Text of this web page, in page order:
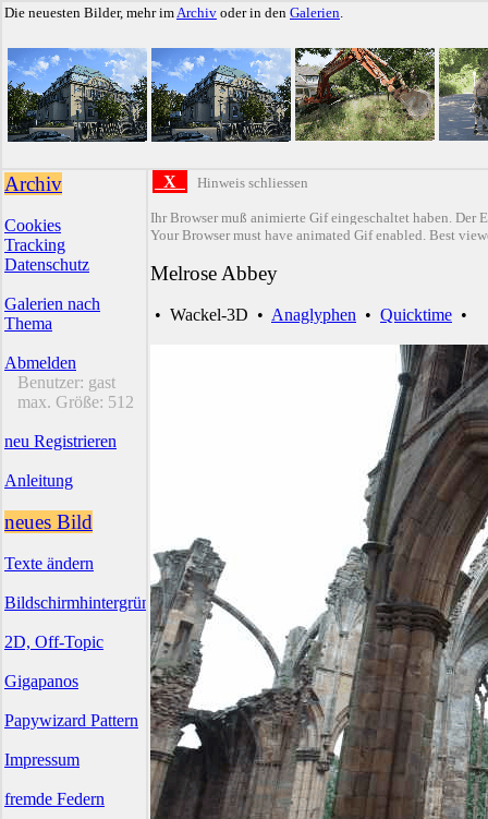
Die neuesten Bilder, mehr imArchiv oder in den Galerien.
Archiv
Cookies
Tracking
Datenschutz
Galerien nach
Thema
Abmelden
Benutzer: gast
max. Größe: 512
neu Registrieren
Anleitung
neues Bild
Texte ändern
Bildschirmhintergründe
2D, Off-Topic
Gigapanos
Papywizard Pattern
Impressum
fremde Federn
X Hinweis schliessen
Ihr Browser muß animierte Gif eingeschaltet haben. Der
Your Browser must have animated Gif enabled. Best
Melrose Abbey
• Wackel-3D • Anaglyphen • Quicktime •